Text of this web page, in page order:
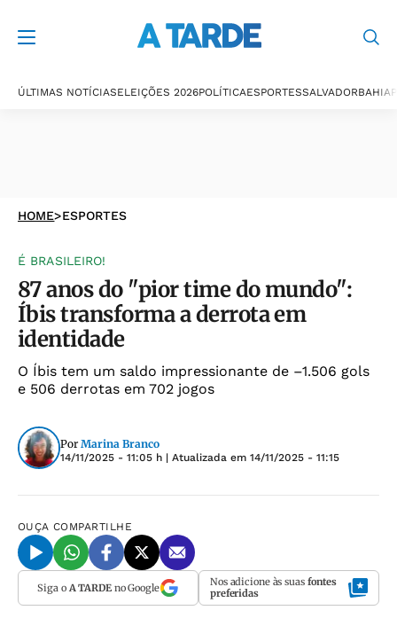
ÚLTIMAS NOTÍCIASELEIÇÕES 2026POLÍTICAESPORTESSALVADORBAHIA
HOME>ESPORTES
É BRASILEIRO!
87 anos do "pior time do mundo":
Íbis transforma a derrota em
identidade
O Íbis tem um saldo impressionante de –1.506 gols
e 506 derrotas em 702 jogos
Por Marina Branco
14/11/2025 - 11:05 h | Atualizada em 14/11/2025 - 11:15
OUÇA COMPARTILHE
Siga o A TARDEno Google Nos adicione às suas fontes
preferidas